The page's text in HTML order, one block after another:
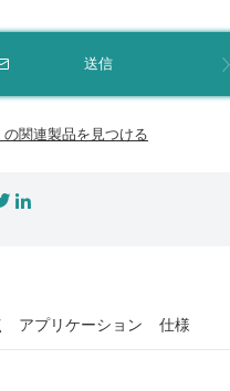
送信
関連製品を見つける
アプリケーション 仕様